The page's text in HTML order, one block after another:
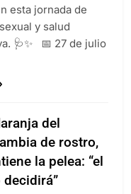
esta jornada de
y salud
🩺✨ 📅 27 de julio
del
de rostro,
la pelea: “el